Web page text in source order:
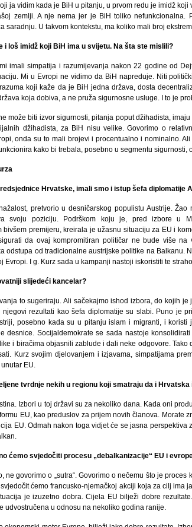
ja vidim kada je BiH u pitanju, u prvom redu je imidž
zemlji. A nje nema jer je BiH toliko nefunkcionalna.
saradnju. U takvom kontekstu, ma koliko mali broj
i loš imidž koji BiH ima u svijetu. Na šta ste mislili?
imali simpatija i razumijevanja nakon 22 godine od
Mi u Evropi ne vidimo da BiH napreduje. Niti
koji kaže da je BiH jedna država, dosta
koja dobiva, a ne pruža sigurnosne usluge. I to je
može biti izvor sigurnosti, pitanja poput džihadista,
džihadista, za BiH nisu velike. Govorimo o
onda su to mali brojevi i procentualno i nominalno.
kako bi trebala, posebno u segmentu sigurnosti,
Hrvatske, imali smo i istup šefa diplomatije
pretvorio u desničarskog populistu Austrije.
svoju poziciju. Podrškom koju je, pred izbore u
bivšem premijeru, kreirala je užasnu situaciju za EU i
da ovaj kompromitiran političar ne bude više
odstupa od tradicionalne austrijske politike na Balkanu.
Evropi. I g. Kurz sada u kampanji nastoji iskoristiti te
slijedeći kancelar?
to sugeriraju. Ali sačekajmo ishod izbora, do kojih
njegovi rezultati kao šefa diplomatije su slabi. Puno je
posebno kada su u pitanju islam i migranti, i
desnice. Socijaldemokrate se sada nastoje
i biračima objasnili zablude i dali neke odgovore.
Kurz svojim djelovanjem i izjavama, simpatijama
EU.
tvrdnje nekih u regionu koji smatraju da i
Izbori u toj državi su za nekoliko dana. Kada oni
EU, kao preduslov za prijem novih članova. Morate
EU. Odmah nakon toga vidjet će se jasna
ćemo svjedočiti procesu „debalkanizacije“ EU i
ne govorimo o „sutra“. Govorimo o nečemu što je
ćemo francusko-njemačkoj akciji koja za cilj ima
je izuzetno dobra. Cijela EU bilježi dobre
udvostručena u odnosu na nekoliko godina ranije.